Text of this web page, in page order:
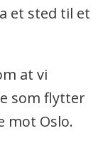
et sted til et
at vi
som flytter
mot Oslo.